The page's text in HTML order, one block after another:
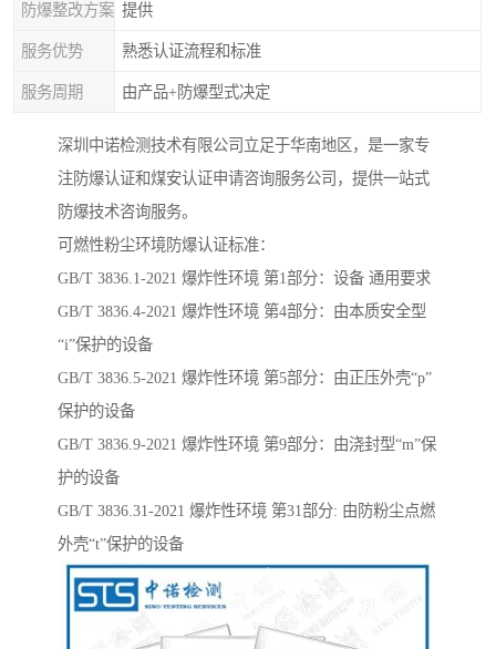
防爆整改方案 提供
服务优势 熟悉认证流程和标准
服务周期 由产品+防爆型式决定
深圳中诺检测技术有限公司立足于华南地区，是一家专
注防爆认证和煤安认证申请咨询服务公司，提供一站式
防爆技术咨询服务。
可燃性粉尘环境防爆认证标准：
GB/T 3836.1-2021 爆炸性环境 第1部分：设备 通用要求
GB/T 3836.4-2021 爆炸性环境 第4部分：由本质安全型
“i”保护的设备
GB/T 3836.5-2021 爆炸性环境 第5部分：由正压外壳“p”
保护的设备
GB/T 3836.9-2021 爆炸性环境 第9部分：由浇封型“m”保
护的设备
GB/T 3836.31-2021 爆炸性环境 第31部分: 由防粉尘点燃
外壳“t”保护的设备